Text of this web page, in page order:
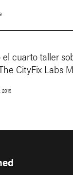
cuarto taller
CityFix Labs
2019